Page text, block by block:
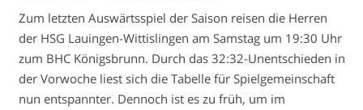
Zum letzten Auswärtsspiel der Saison reisen die Herren
der HSG Lauingen-Wittislingen am Samstag um 19:30 Uhr
zum BHC Königsbrunn. Durch das 32:32-Unentschieden in
der Vorwoche liest sich die Tabelle für Spielgemeinschaft
nun entspannter. Dennoch ist es zu früh, um im